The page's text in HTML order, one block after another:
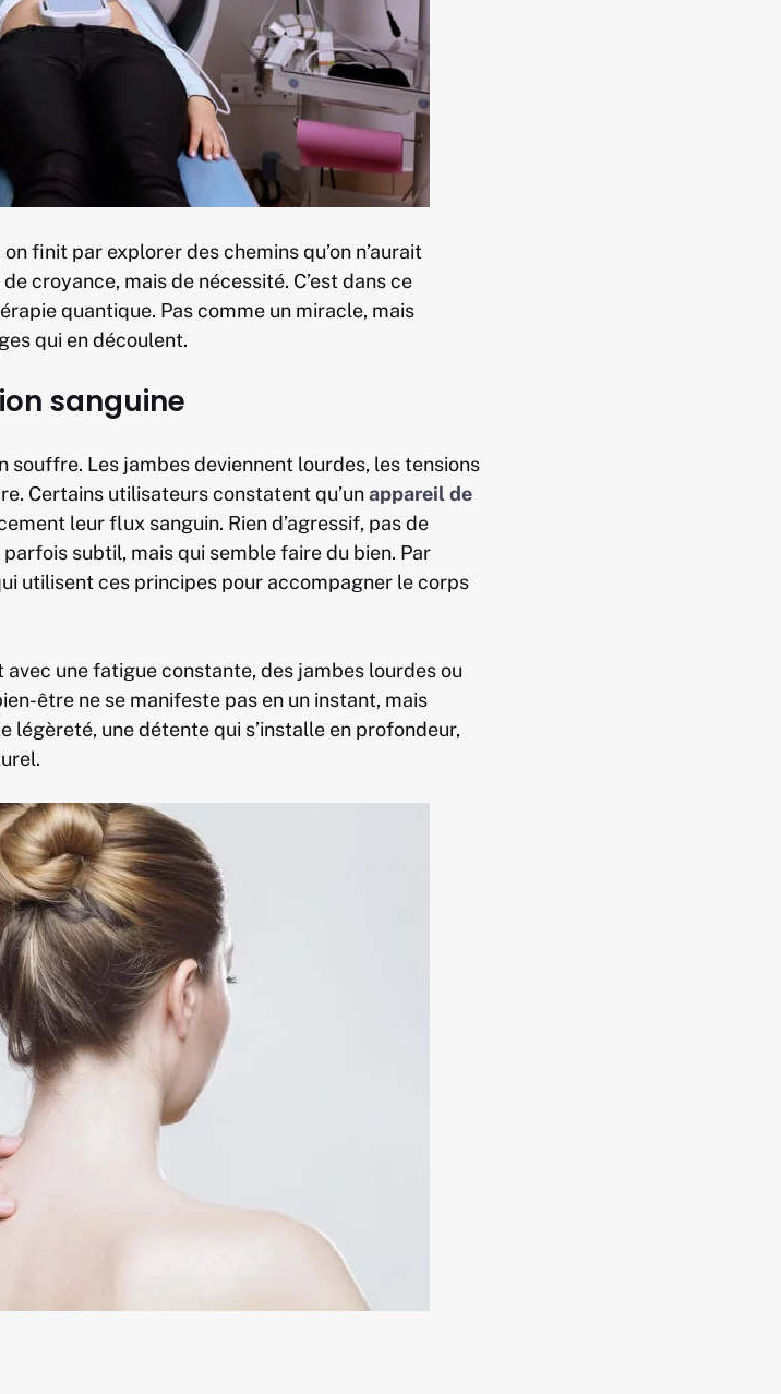
finit par explorer des chemins qu’on n’aurait
croyance, mais de nécessité. C’est dans ce
quantique. Pas comme un miracle, mais
qui en découlent.
sanguine
Les jambes deviennent lourdes, les tensions
Certains utilisateurs constatent qu’unappareil de
leur flux sanguin. Rien d’agressif, pas de
subtil, mais qui semble faire du bien. Par
utilisent ces principes pour accompagner le corps
une fatigue constante, des jambes lourdes ou
être ne se manifeste pas en un instant, mais
légèreté, une détente qui s’installe en profondeur,